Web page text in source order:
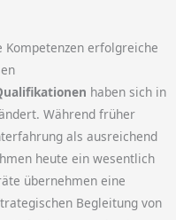
erfolgreiche
haben sich in
Während früher
als ausreichend
heute ein wesentlich
übernehmen eine
Begleitung von